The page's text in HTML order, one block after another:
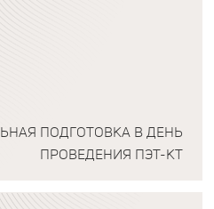
ПОДГОТОВКА В ДЕНЬ
ПРОВЕДЕНИЯ ПЭТ-КТ